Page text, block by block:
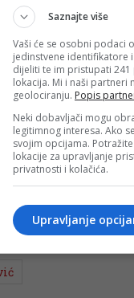
iskoristio je na
da se posvetim
zaključio je Novak.
Novak Đoković u
poslije 11 godina jer
u Abu Dabiju jer vam
jer je to prvo zvanično
mene još od
zaključio je Novak.
BLIN MAGAZIN/az)
društvenih mreža
Saznajte više
Vaši će se osobni podaci
jedinstvene identifikatore
dijeliti te im pristupati
lokacija. Mi i naši
geolociranju. Popis
Neki dobavljači mogu
legitimnog interesa. Ako
svojim opcijama.
lokacije za upravljanje
privatnosti i kolačića.
Upravljanje